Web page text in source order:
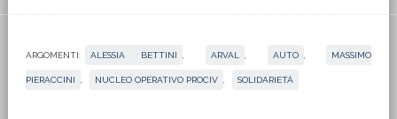
ARGOMENTI: ALESSIA BETTINI ARVAL AUTO MASSIMO
PIERACCINI NUCLEO OPERATIVO PROCIV SOLIDARIETÀ